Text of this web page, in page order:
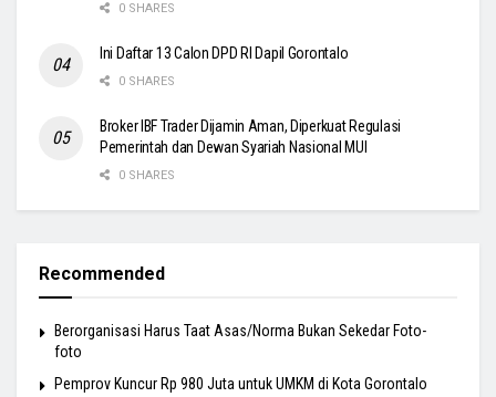
0 SHARES
Ini Daftar 13 Calon DPD RI Dapil Gorontalo
0 SHARES
Broker IBF Trader Dijamin Aman, Diperkuat Regulasi
Pemerintah dan Dewan Syariah Nasional MUI
0 SHARES
Recommended
Berorganisasi Harus Taat Asas/Norma Bukan Sekedar Foto-
foto
Pemprov Kuncur Rp 980 Juta untuk UMKM di Kota Gorontalo